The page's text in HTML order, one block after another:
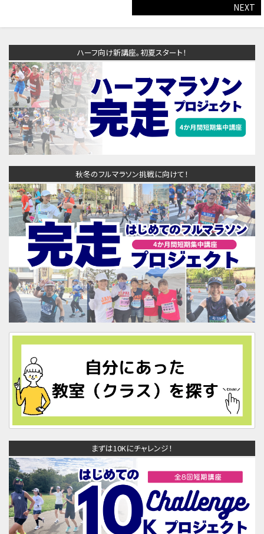
NEXT
ハーフ向け新講座。初夏スタート！
秋冬のフルマラソン挑戦に向けて！
まずは10Kにチャレンジ！